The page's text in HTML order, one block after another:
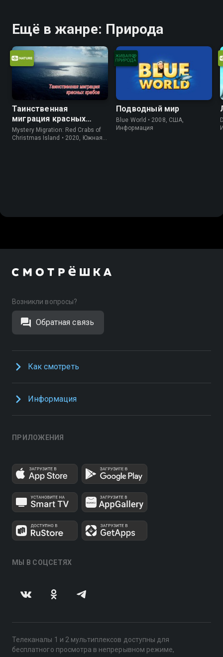
Ещё в жанре: Природа
Таинственная
миграция красных
крабов
Mystery Migration: Red Crabs of
Christmas Island • 2020, Южная
Подводный мир
Blue World • 2008, США,
Информация
Возникли вопросы?
Обратная связь
Как смотреть
Информация
ПРИЛОЖЕНИЯ
МЫ В СОЦСЕТЯХ
Телеканалы 1 и 2 мультиплексов доступны для
бесплатного просмотра в непрерывном режиме,